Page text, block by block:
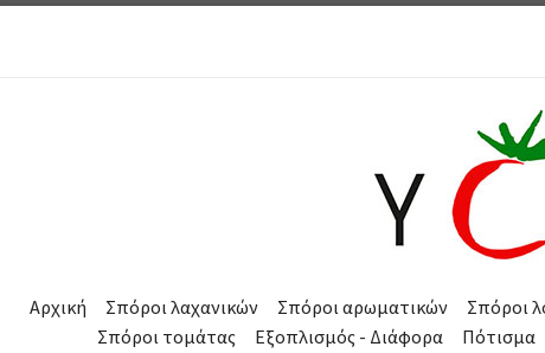
Αρχική Σπόροι λαχανικών Σπόροι αρωματικών Σπόροι
Σπόροι τομάτας
Εξοπλισμός - Διάφορα Πότισμα